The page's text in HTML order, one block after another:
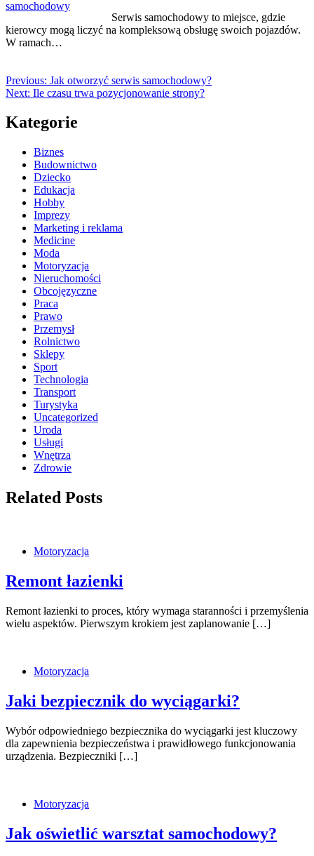
Serwis samochodowy to miejsce, gdzie
kierowcy mogą liczyć na kompleksową obsługę swoich pojazdów.
W ramach…
Previous: Jak otworzyć serwis samochodowy?
Next: Ile czasu trwa pozycjonowanie strony?
Kategorie
Biznes
Budownictwo
Dziecko
Edukacja
Hobby
Imprezy
Marketing i reklama
Medicine
Moda
Motoryzacja
Nieruchomości
Obcojęzyczne
Praca
Prawo
Przemysł
Rolnictwo
Sklepy
Sport
Technologia
Transport
Turystyka
Uncategorized
Uroda
Usługi
Wnętrza
Zdrowie
Related Posts
Motoryzacja
Remont łazienki
Remont łazienki to proces, który wymaga staranności i przemyślenia
wielu aspektów. Pierwszym krokiem jest zaplanowanie […]
Motoryzacja
Jaki bezpiecznik do wyciągarki?
Wybór odpowiedniego bezpiecznika do wyciągarki jest kluczowy
dla zapewnienia bezpieczeństwa i prawidłowego funkcjonowania
urządzenia. Bezpieczniki […]
Motoryzacja
Jak oświetlić warsztat samochodowy?